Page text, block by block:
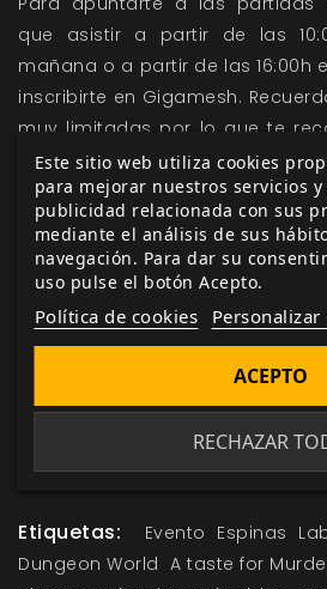
que asistir a partir de las
mañana o a partir de las 16:00h
inscribirte en Gigamesh.
muy limitadas por lo que te
lo dejes para el último
sin jugar.
Prepara tus dados, afina tus
septiembre a la I Jornada de
disfrutar de #MuchoRol (y algún
Etiquetas: Evento Espinas
Dungeon World A taste for
Este sitio web utiliza cookies
para mejorar nuestros servicios
publicidad relacionada con sus
mediante el análisis de sus
navegación. Para dar su
uso pulse el botón Acepto.
Política de cookies Personalizar
RECHAZAR
ACEPTO